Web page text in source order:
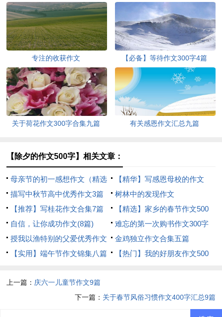
专注的收获作文 【必备】等待作文300字4篇
关于荷花作文300字合集九篇 有关感恩作文汇总九篇
【除夕的作文500字】相关文章：
母亲节的初一感想作文（精选
30篇）
【精华】写感恩母校的作文
500字汇总五篇
描写中秋节高中优秀作文3篇
树林中的发现作文
【推荐】写桂花作文合集7篇
【精选】家乡的春节作文500
字八篇
自信，让你成功作文(8篇)
难忘的第一次购书作文300字
授我以渔特别的父爱优秀作文
金鸡独立作文合集五篇
【实用】端午节作文锦集八篇
【热门】我的好朋友作文500
上一篇： 庆六一儿童节作文9篇
下一篇： 关于春节风俗习惯作文400字汇总9篇